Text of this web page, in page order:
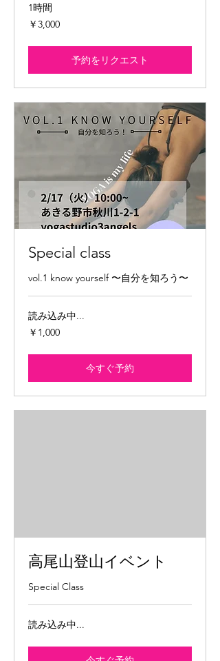
1時間
3,000
円
￥3,000
予約をリクエスト
Special class
vol.1 know yourself 〜自分を知ろう〜
読み込み中...
1,000
円
￥1,000
今すぐ予約
高尾山登山イベント
Special Class
読み込み中...